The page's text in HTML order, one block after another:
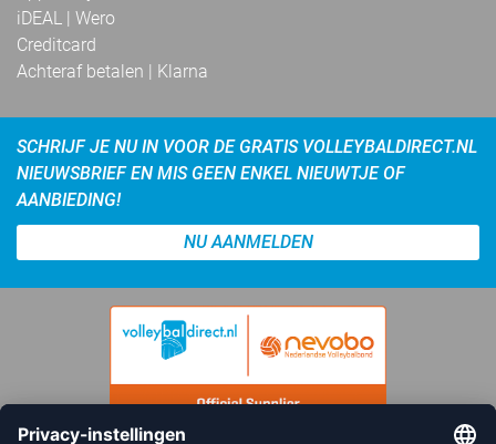
iDEAL | Wero
Creditcard
Achteraf betalen | Klarna
SCHRIJF JE NU IN VOOR DE GRATIS VOLLEYBALDIRECT.NL
NIEUWSBRIEF EN MIS GEEN ENKEL NIEUWTJE OF
AANBIEDING!
NU AANMELDEN